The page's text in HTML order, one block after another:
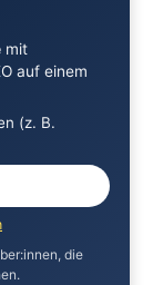
mit
auf einem
(z. B.
die